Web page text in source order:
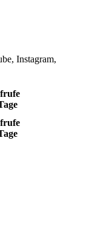
Instagram,